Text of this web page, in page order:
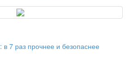
в 7 раз прочнее и безопаснее